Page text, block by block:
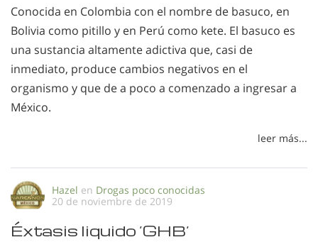
Conocida en Colombia con el nombre de basuco, en
Bolivia como pitillo y en Perú como kete. El basuco es
una sustancia altamente adictiva que, casi de
inmediato, produce cambios negativos en el
organismo y que de a poco a comenzado a ingresar a
México.
leer más...
Hazel en Drogas poco conocidas
20 de noviembre de 2019
Éxtasis liquido ’GHB’